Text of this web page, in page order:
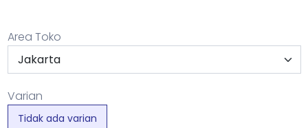
Area Toko
Varian
Tidak ada varian